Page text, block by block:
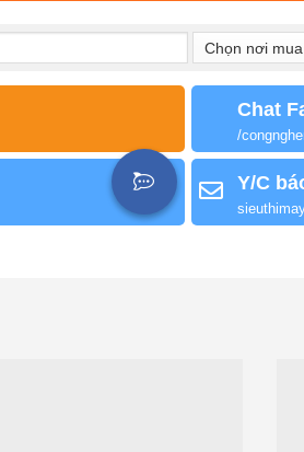
Chat
/
Y/C